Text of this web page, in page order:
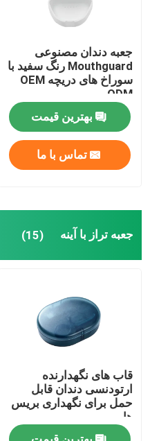
کنترل کیفیت
با ما تماس بگیرید
درخواست نقل قول
جعبه تاج دندان
جعبه پروتز دندان
جویدنی های تراز کننده
ترمیم کننده ارتودنسی
اتصال دهنده های
جعبه دندان مصنوعی
Mouthguard رنگ سفید با
سوراخ های دریچه OEM
ODM
بهترین قیمت
تماس با ما
جعبه تراز با آینه (15)
قاب های نگهدارنده
ارتودنسی دندان قابل
حمل برای نگهداری بریس
ها